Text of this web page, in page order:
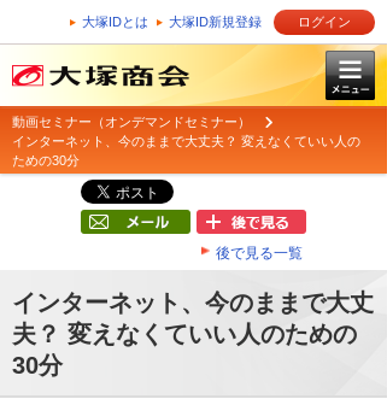
大塚IDとは 大塚ID新規登録 ログイン
動画セミナー（オンデマンドセミナー）
インターネット、今のままで大丈夫？ 変えなくていい人の
ための30分
後で見る一覧
インターネット、今のままで大丈
夫？ 変えなくていい人のための
30分